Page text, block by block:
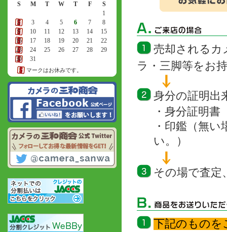
S
M T W T F
S
1
2
3 4 5 6 7
8
9
10 11 12 13 14
15
16
17 18 19 20 21
22
23
24 25 26 27 28
29
30
31
マークはお休みです。
売却されるカ
ラ・三脚等をお
身分の証明出
・身分証明
・印鑑（無
い。）
その場で査定
下記のものを